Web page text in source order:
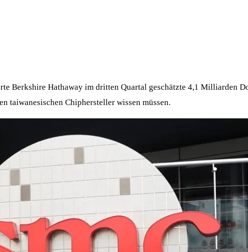
Berkshire Hathaway im dritten Quartal geschätzte 4,1 Milliarden
taiwanesischen Chiphersteller wissen müssen.